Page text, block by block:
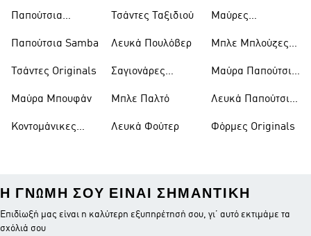
Παπούτσια
Παπούτσια Samba
Τσάντες Originals
Μαύρα Μπουφάν
Κοντομάνικες
Τσάντες Ταξιδιού
Λευκά Πουλόβερ
Σαγιονάρες
Μπλε Παλτό
Λευκά Φούτερ
Μαύρες
Μπλούζες
Μπλε Μπλούζες
Μαύρα Παπούτσια
Λευκά Παπούτσια
Φόρμες Originals
Η ΓΝΏΜΗ ΣΟΥ ΕΊΝΑΙ ΣΗΜΑΝΤΙΚΉ
Επιδίωξή μας είναι η καλύτερη εξυπηρέτησή σου, γι’ αυτό εκτιμάμε τα
σχόλιά σου